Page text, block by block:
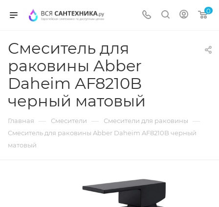
0
Смеситель для
раковины Abber
Daheim AF8210B
черный матовый
Главная — Смесители — Смесители для раковины —
Смеситель для раковины Abber Daheim AF8210B черный
матовый